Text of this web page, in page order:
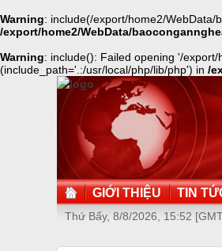
Warning: include(/export/home2/
/export/home2/WebData/
Warning: include(): Failed opening '/
(include_path='.:/usr/local/php/lib/php') in /
GIỚI THIỆU TIN
Thứ Bẩy, 8/8/2026, 15:52